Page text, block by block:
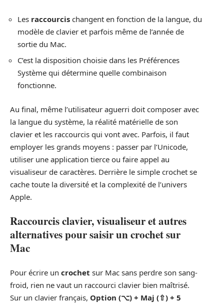
Les raccourcis changent en fonction de la langue, du
modèle de clavier et parfois même de l’année de
sortie du Mac.
C’est la disposition choisie dans les Préférences
Système qui détermine quelle combinaison
fonctionne.
Au final, même l’utilisateur aguerri doit composer avec
la langue du système, la réalité matérielle de son
clavier et les raccourcis qui vont avec. Parfois, il faut
employer les grands moyens : passer par l’Unicode,
utiliser une application tierce ou faire appel au
visualiseur de caractères. Derrière le simple crochet se
cache toute la diversité et la complexité de l’univers
Apple.
Raccourcis clavier, visualiseur et autres
alternatives pour saisir un crochet sur
Mac
Pour écrire un crochet sur Mac sans perdre son sang-
froid, rien ne vaut un raccourci clavier bien maîtrisé.
Sur un clavier français, Option (⌥) + Maj (⇧) + 5